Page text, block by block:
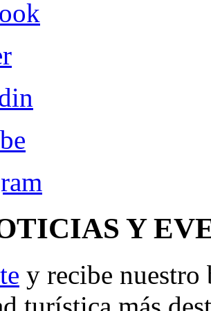
Y
y recibe nuestro